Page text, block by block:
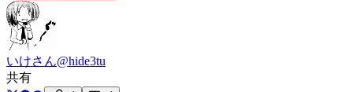
いけさん@hide3tu
共有